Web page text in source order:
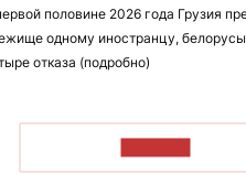
половине 2026 года Грузия
одному иностранцу,
отказа (подробно)